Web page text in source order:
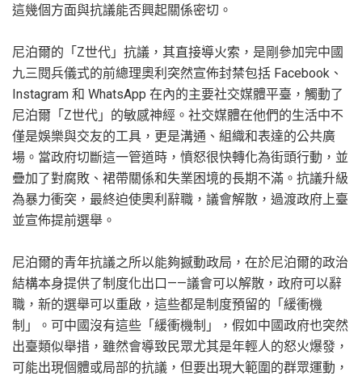
這幾個方面與抗議能否興起關係密切。
尼泊爾的「Z世代」抗議，其直接導火索，是剛參加完中國
九三閱兵儀式的前總理奧利突然宣佈封禁包括 Facebook、
Instagram 和 WhatsApp 在內的主要社交媒體平臺，觸動了
尼泊爾「Z世代」的敏感神經。社交媒體在他們的生活中不
僅是娛樂與交友的工具，更是溝通、組織和表達的公共廣
場。當政府切斷這一管道時，憤怒很快轉化為街頭行動，並
疊加了對腐敗、裙帶關係和失業困境的長期不滿。抗議升級
為暴力衝突，最終迫使奧利辭職，議會解散，過渡政府上臺
並宣佈提前選舉。
尼泊爾的青年抗議之所以能夠撼動政局，在於尼泊爾的政治
結構本身提供了制度化出口——議會可以解散，政府可以辭
職，新的選舉可以重啟，這些都是制度預留的「緩衝機
制」。可中國沒有這些「緩衝機制」，假如中國政府也突然
出臺類似舉措，雖然會導致民眾尤其是年輕人的怒火爆發，
可能出現個體或局部的抗議，但要出現大範圍的群眾運動，